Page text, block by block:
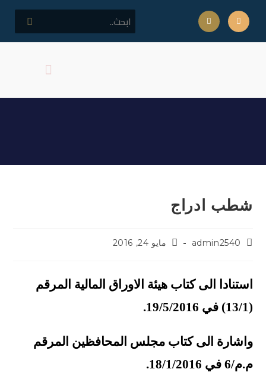
شطب ادراج
admin2540 مايو 24, 2016
استنادا الى كتاب هيئة الاوراق المالية المرقم
(13/1) في 19/5/2016.
واشارة الى كتاب مجلس المحافظين المرقم
م.م/6 في 18/1/2016.